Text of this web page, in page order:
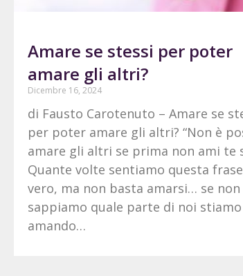
Amare se stessi per poter
amare gli altri?
Dicembre 16, 2024
di Fausto Carotenuto – Amare se
per poter amare gli altri? “Non è
amare gli altri se prima non ami te
Quante volte sentiamo questa
vero, ma non basta amarsi… se non
sappiamo quale parte di noi stiamo
amando…